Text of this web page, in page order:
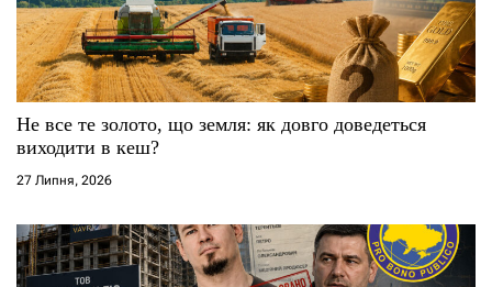
Не все те золото, що земля: як довго доведеться
виходити в кеш?
27 Липня, 2026